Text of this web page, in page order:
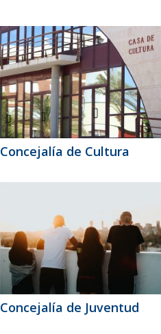
Concejalía de Cultura
Concejalía de Juventud